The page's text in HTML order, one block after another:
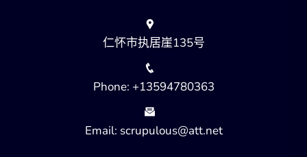
仁怀市执居崖135号
Phone: +13594780363
Email: scrupulous@att.net